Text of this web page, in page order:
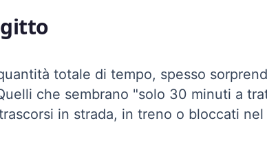
totale di tempo, spesso
che sembrano "solo 30 minuti a
in strada, in treno o bloccati nel